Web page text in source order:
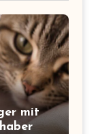
mit